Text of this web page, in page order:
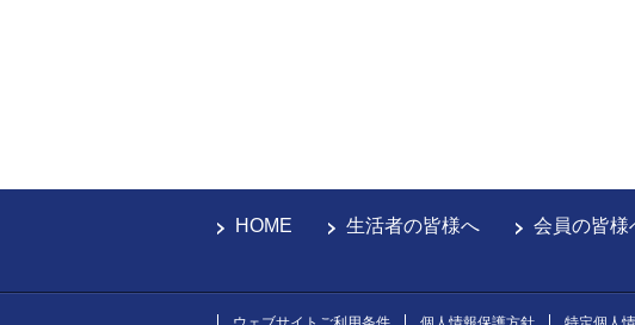
HOME 生活者の皆様へ 会員の皆様